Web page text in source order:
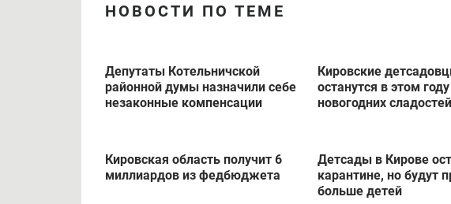
НОВОСТИ ПО ТЕМЕ
Депутаты Котельничской
районной думы назначили себе
незаконные компенсации
Кировские
останутся в этом
новогодних сладостей
Кировская область получит 6
миллиардов из федбюджета
Детсады в Кирове
карантине, но будут
больше детей